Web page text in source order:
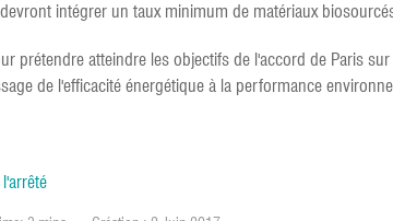
intégrer un taux minimum de matériaux
prétendre atteindre les objectifs de l'accord de Paris
de l'efficacité énergétique à la performance